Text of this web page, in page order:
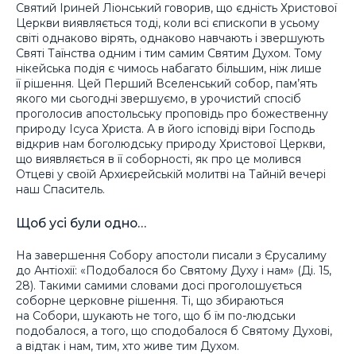
Святий Іриней Ліонський говорив, що єдність Христової
Церкви виявляється тоді, коли всі єпископи в усьому
світі однаково вірять, однаково навчають і звершують
Святі Таїнства одним і тим самим Святим Духом. Тому
нікейська подія є чимось набагато більшим, ніж лише
її рішення. Цей Перший Вселенський собор, пам’ять
якого ми сьогодні звершуємо, в урочистий спосіб
проголосив апостольську проповідь про божественну
природу Ісуса Христа. А в його ісповіді віри Господь
відкрив нам боголюдську природу Христової Церкви,
що виявляється в її соборності, як про це молився
Отцеві у своїй Архиєрейській молитві на Тайній вечері
наш Спаситель.
Щоб усі були одно…
На завершення Собору апостоли писали з Єрусалиму
до Антіохії: «Подобалося бо Святому Духу і нам» (Ді. 15,
28). Такими самими словами досі проголошується
соборне церковне рішення. Ті, що збираються
на Собори, шукають не того, що б їм по-людськи
подобалося, а того, що сподобалося б Святому Духові,
а відтак і нам, тим, хто живе тим Духом.